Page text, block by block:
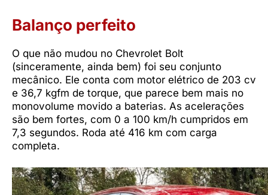
Balanço perfeito
O que não mudou no Chevrolet Bolt
(sinceramente, ainda bem) foi seu conjunto
mecânico. Ele conta com motor elétrico de 203 cv
e 36,7 kgfm de torque, que parece bem mais no
monovolume movido a baterias. As acelerações
são bem fortes, com 0 a 100 km/h cumpridos em
7,3 segundos. Roda até 416 km com carga
completa.